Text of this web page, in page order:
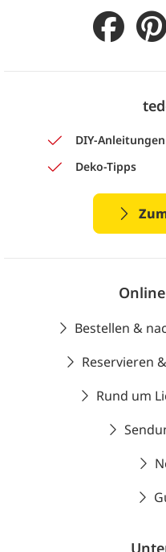
DIY-Anleitungen
Deko-Tipps
Bestellen &
Reservieren
Rund um